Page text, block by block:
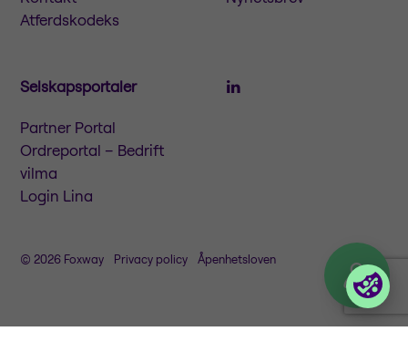
Atferdskodeks
Selskapsportaler
Partner Portal
Ordreportal – Bedrift
vilma
Login Lina
© 2026 Foxway Privacy policy Åpenhetsloven